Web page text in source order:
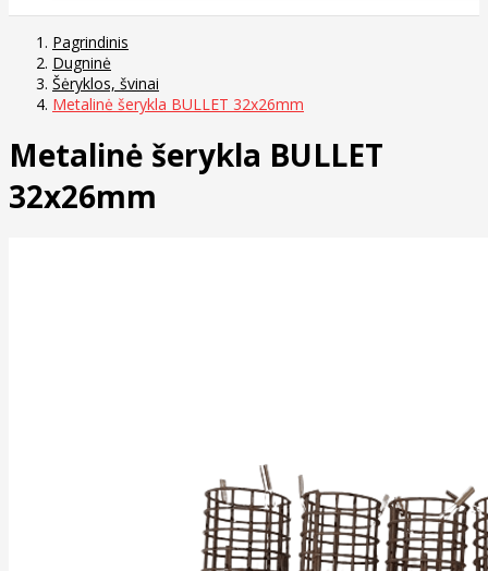
Pagrindinis
Dugninė
Šėryklos, švinai
Metalinė šerykla BULLET 32x26mm
Metalinė šerykla BULLET
32x26mm